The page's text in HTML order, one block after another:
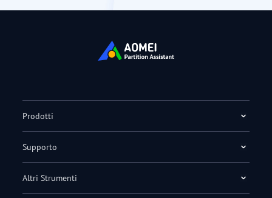
Prodotti
Supporto
Altri Strumenti